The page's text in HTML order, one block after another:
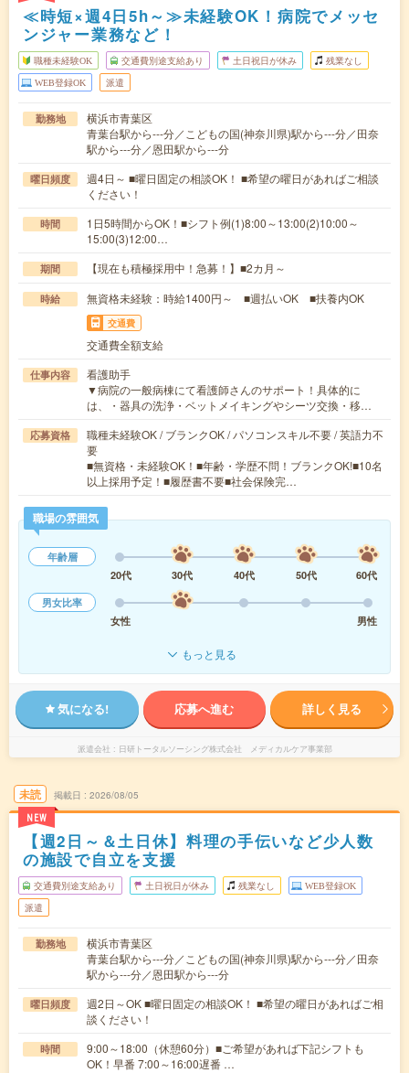
≪時短×週4日5h～≫未経験OK！病院でメッセ
ンジャー業務など！
職種未経験OK 交通費別途支給あり 土日祝日が休み 残業なし
WEB登録OK 派遣
勤務地
横浜市青葉区
青葉台駅から---分／こどもの国(神奈川県)駅から---分／田奈
駅から---分／恩田駅から---分
曜日頻度
週4日～ ■曜日固定の相談OK！ ■希望の曜日があればご相談
ください！
時間
1日5時間からOK！■シフト例(1)8:00～13:00(2)10:00～
15:00(3)12:00…
期間 【現在も積極採用中！急募！】■2カ月～
時給 無資格未経験：時給1400円～ ■週払いOK ■扶養内OK
交通費
交通費全額支給
仕事内容
看護助手
▼病院の一般病棟にて看護師さんのサポート！具体的に
は、・器具の洗浄・ベットメイキングやシーツ交換・移…
応募資格
職種未経験OK / ブランクOK / パソコンスキル不要 / 英語力不
要
■無資格・未経験OK！■年齢・学歴不問！ブランクOK!■10名
以上採用予定！■履歴書不要■社会保険完…
職場の雰囲気
年齢層
20代
30代 40代 50代
60代
男女比率
女性
男性
もっと見る
気になる! 応募へ進む 詳しく見る
派遣会社 日研トータルソーシング株式会社 メディカルケア事業部
未読
NEW
掲載日 2026/08/05
【週2日～＆土日休】料理の手伝いなど少人数
の施設で自立を支援
交通費別途支給あり 土日祝日が休み 残業なし WEB登録OK
派遣
勤務地
横浜市青葉区
青葉台駅から---分／こどもの国(神奈川県)駅から---分／田奈
駅から---分／恩田駅から---分
曜日頻度
週2日～OK ■曜日固定の相談OK！ ■希望の曜日があればご相
談ください！
時間
9:00～18:00（休憩60分）■ご希望があれば下記シフトも
OK！早番 7:00～16:00遅番 …